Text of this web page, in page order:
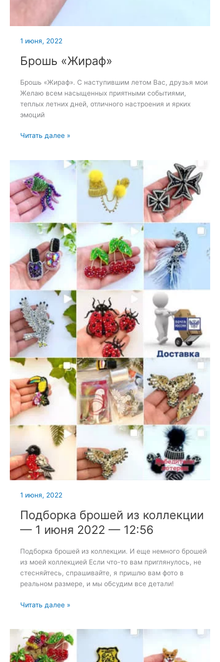
1 июня, 2022
Брошь «Жираф»
Брошь «Жираф». С наступившим летом Вас, друзья мои
Желаю всем насыщенных приятными событиями,
теплых летних дней, отличного настроения и ярких
эмоций
Брошь
Читать далее »
1 июня, 2022
Подборка брошей из коллекции
— 1 июня 2022 — 12:56
Подборка брошей из коллекции. И еще немного брошей
из моей коллекцией Если что-то вам приглянулось, не
стесняйтесь, спрашивайте, я пришлю вам фото в
реальном размере, и мы обсудим все детали!
Подборка
коллекции
—
1
Читать далее »